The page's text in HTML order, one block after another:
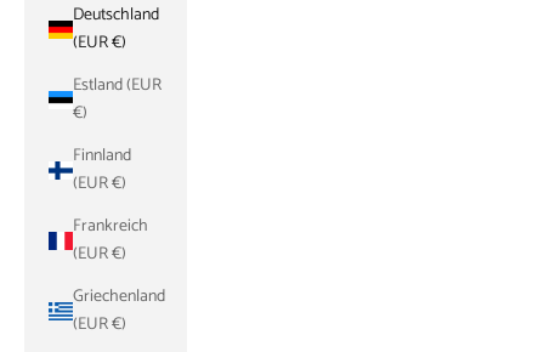
Deutschland
(EUR €)
Estland (EUR
€)
Finnland
(EUR €)
Frankreich
(EUR €)
Griechenland
(EUR €)